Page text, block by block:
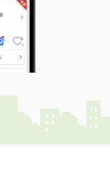
口１丁目